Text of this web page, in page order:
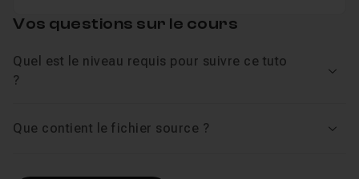
Vos questions sur le cours
Quel est le niveau requis pour suivre ce tuto
?
Que contient le fichier source ?